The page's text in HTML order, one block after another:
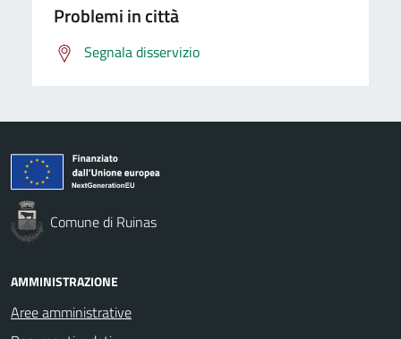
Problemi in città
Segnala disservizio
Comune di Ruinas
AMMINISTRAZIONE
Aree amministrative